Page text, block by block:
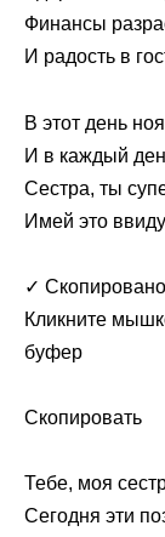
Финансы
И радость в
В этот день
И в каждый
Сестра, ты
Имей это
✓ Скопировано
Кликните
буфер
Скопировать
Тебе, моя
Сегодня эти